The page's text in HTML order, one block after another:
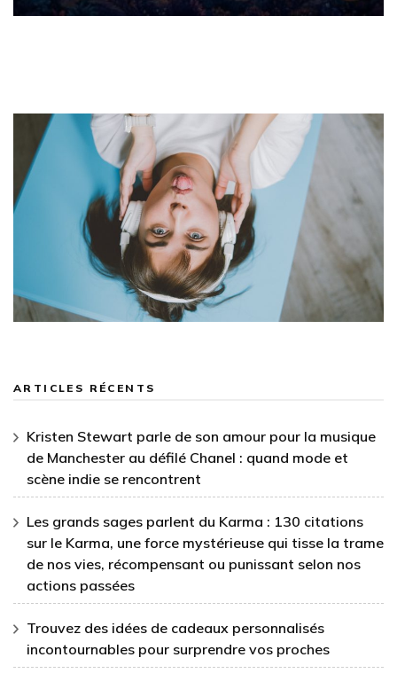
ARTICLES RÉCENTS
Kristen Stewart parle de son amour pour la musique
de Manchester au défilé Chanel : quand mode et
scène indie se rencontrent
Les grands sages parlent du Karma : 130 citations
sur le Karma, une force mystérieuse qui tisse la trame
de nos vies, récompensant ou punissant selon nos
actions passées
Trouvez des idées de cadeaux personnalisés
incontournables pour surprendre vos proches